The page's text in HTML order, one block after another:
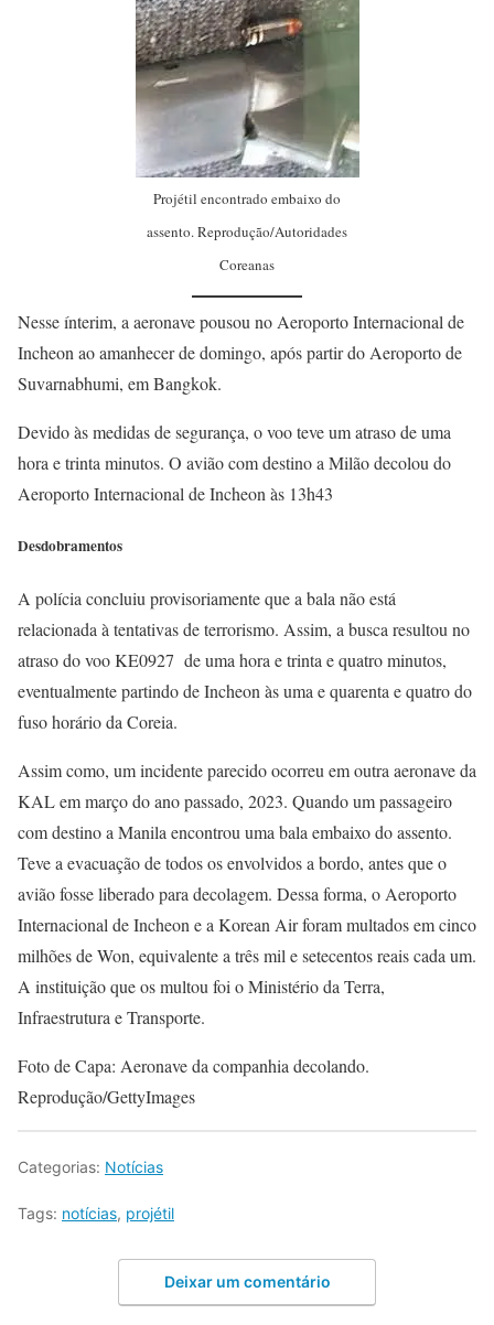
Projétil encontrado embaixo do
assento. Reprodução/Autoridades
Coreanas
Nesse ínterim, a aeronave pousou no Aeroporto Internacional de
Incheon ao amanhecer de domingo, após partir do Aeroporto de
Suvarnabhumi, em Bangkok.
Devido às medidas de segurança, o voo teve um atraso de uma
hora e trinta minutos. O avião com destino a Milão decolou do
Aeroporto Internacional de Incheon às 13h43
Desdobramentos
A polícia concluiu provisoriamente que a bala não está
relacionada à tentativas de terrorismo. Assim, a busca resultou no
atraso do voo KE0927 de uma hora e trinta e quatro minutos,
eventualmente partindo de Incheon às uma e quarenta e quatro do
fuso horário da Coreia.
Assim como, um incidente parecido ocorreu em outra aeronave da
KAL em março do ano passado, 2023. Quando um passageiro
com destino a Manila encontrou uma bala embaixo do assento.
Teve a evacuação de todos os envolvidos a bordo, antes que o
avião fosse liberado para decolagem. Dessa forma, o Aeroporto
Internacional de Incheon e a Korean Air foram multados em cinco
milhões de Won, equivalente a três mil e setecentos reais cada um.
A instituição que os multou foi o Ministério da Terra,
Infraestrutura e Transporte.
Foto de Capa: Aeronave da companhia decolando.
Reprodução/GettyImages
Categorias: Notícias
Tags: notícias, projétil
Deixar um comentário